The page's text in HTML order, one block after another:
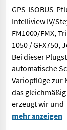
GPS-ISOBUS-
Intelliview IV/
FM1000/FMX,
1050 / GFX750,
Bei dieser
automatische
Variopflüge zur
das
erzeugt wir und
GPS-ISOBUS-
mehr anzeigen